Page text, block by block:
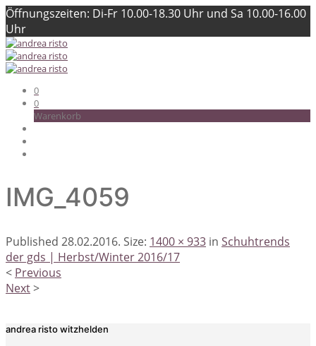
Öffnungszeiten: Di-Fr 10.00-18.30 Uhr und Sa 10.00-16.00
Uhr
0
0
Warenkorb
IMG_4059
Published 28.02.2016. Size: 1400 × 933 in Schuhtrends
der gds | Herbst/Winter 2016/17
< Previous
Next>
andrea risto witzhelden